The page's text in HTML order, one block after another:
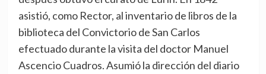
asistió, como Rector, al inventario de libros de la
biblioteca del Convictorio de San Carlos
efectuado durante la visita del doctor Manuel
Ascencio Cuadros. Asumió la dirección del diario